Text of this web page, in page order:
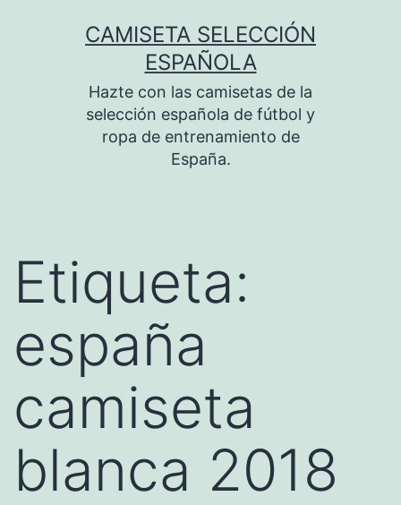
CAMISETA SELECCIÓN
ESPAÑOLA
Hazte con las camisetas de la
selección española de fútbol y
ropa de entrenamiento de
España.
Etiqueta:
españa
camiseta
blanca 2018